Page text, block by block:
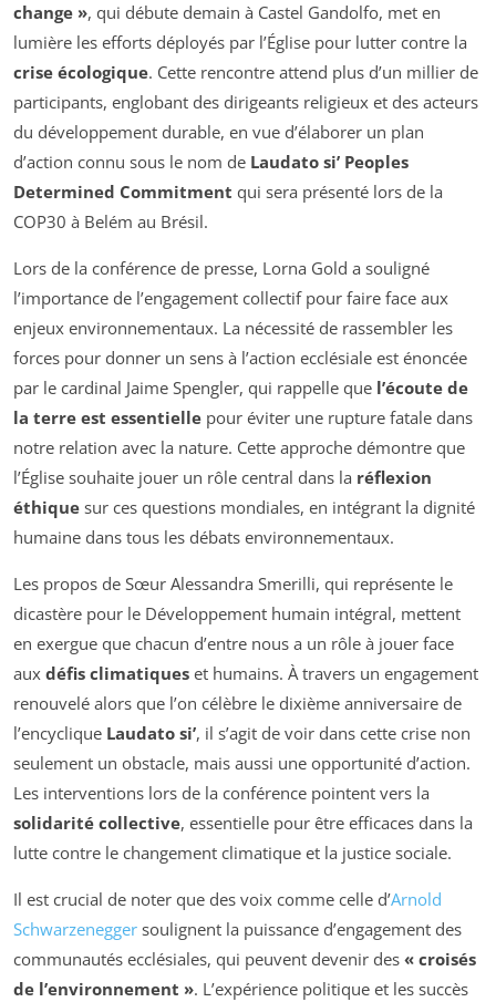
change », qui débute demain à Castel Gandolfo, met en
lumière les efforts déployés par l’Église pour lutter contre la
crise écologique. Cette rencontre attend plus d’un millier de
participants, englobant des dirigeants religieux et des acteurs
du développement durable, en vue d’élaborer un plan
d’action connu sous le nom de Laudato si’ Peoples
Determined Commitment qui sera présenté lors de la
COP30 à Belém au Brésil.
Lors de la conférence de presse, Lorna Gold a souligné
l’importance de l’engagement collectif pour faire face aux
enjeux environnementaux. La nécessité de rassembler les
forces pour donner un sens à l’action ecclésiale est énoncée
par le cardinal Jaime Spengler, qui rappelle que l’écoute de
la terre est essentielle pour éviter une rupture fatale dans
notre relation avec la nature. Cette approche démontre que
l’Église souhaite jouer un rôle central dans la réflexion
éthique sur ces questions mondiales, en intégrant la dignité
humaine dans tous les débats environnementaux.
Les propos de Sœur Alessandra Smerilli, qui représente le
dicastère pour le Développement humain intégral, mettent
en exergue que chacun d’entre nous a un rôle à jouer face
aux défis climatiques et humains. À travers un engagement
renouvelé alors que l’on célèbre le dixième anniversaire de
l’encyclique Laudato si’, il s’agit de voir dans cette crise non
seulement un obstacle, mais aussi une opportunité d’action.
Les interventions lors de la conférence pointent vers la
solidarité collective, essentielle pour être efficaces dans la
lutte contre le changement climatique et la justice sociale.
Il est crucial de noter que des voix comme celle d’Arnold
Schwarzenegger soulignent la puissance d’engagement des
communautés ecclésiales, qui peuvent devenir des « croisés
de l’environnement ». L’expérience politique et les succès